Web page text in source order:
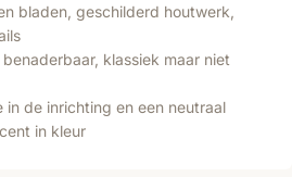
bladen, geschilderd houtwerk,
klassiek maar niet
in de inrichting en een neutraal
in kleur